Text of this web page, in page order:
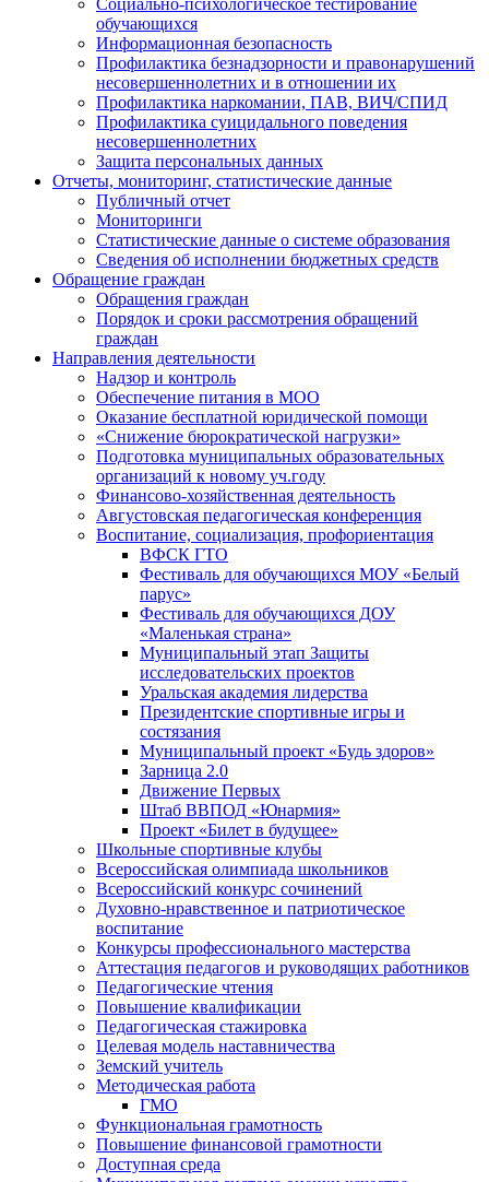
Социально-психологическое тестирование
обучающихся
Информационная безопасность
Профилактика безнадзорности и правонарушений
несовершеннолетних и в отношении их
Профилактика наркомании, ПАВ, ВИЧ/СПИД
Профилактика суицидального поведения
несовершеннолетних
Защита персональных данных
Отчеты, мониторинг, статистические данные
Публичный отчет
Мониторинги
Статистические данные о системе образования
Сведения об исполнении бюджетных средств
Обращение граждан
Обращения граждан
Порядок и сроки рассмотрения обращений
граждан
Направления деятельности
Надзор и контроль
Обеспечение питания в МОО
Оказание бесплатной юридической помощи
«Снижение бюрократической нагрузки»
Подготовка муниципальных образовательных
организаций к новому уч.году
Финансово-хозяйственная деятельность
Августовская педагогическая конференция
Воспитание, социализация, профориентация
ВФСК ГТО
Фестиваль для обучающихся МОУ «Белый
парус»
Фестиваль для обучающихся ДОУ
«Маленькая страна»
Муниципальный этап Защиты
исследовательских проектов
Уральская академия лидерства
Президентские спортивные игры и
состязания
Муниципальный проект «Будь здоров»
Зарница 2.0
Движение Первых
Штаб ВВПОД «Юнармия»
Проект «Билет в будущее»
Школьные спортивные клубы
Всероссийская олимпиада школьников
Всероссийский конкурс сочинений
Духовно-нравственное и патриотическое
воспитание
Конкурсы профессионального мастерства
Аттестация педагогов и руководящих работников
Педагогические чтения
Повышение квалификации
Педагогическая стажировка
Целевая модель наставничества
Земский учитель
Методическая работа
ГМО
Функциональная грамотность
Повышение финансовой грамотности
Доступная среда